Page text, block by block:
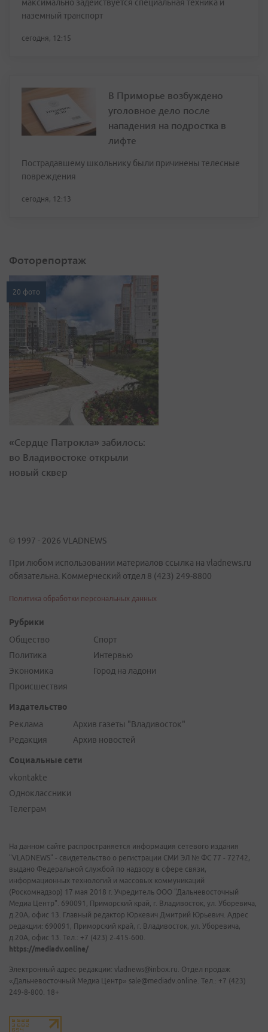
максимально задействуется специальная техника и
наземный транспорт
сегодня, 12:15
В Приморье возбуждено
уголовное дело после
нападения на подростка в
лифте
Пострадавшему школьнику были причинены телесные
повреждения
сегодня, 12:13
Фоторепортаж
20 фото
«Сердце Патрокла» забилось:
во Владивостоке открыли
новый сквер
© 1997 - 2026 VLADNEWS
При любом использовании материалов ссылка на vladnews.ru
обязательна. Коммерческий отдел 8 (423) 249-8800
Политика обработки персональных данных
Рубрики
Общество
Политика
Экономика
Происшествия
Спорт
Интервью
Город на ладони
Издательство
Реклама
Редакция
Архив газеты "Владивосток"
Архив новостей
Социальные сети
vkontakte
Одноклассники
Телеграм
На данном сайте распространяется информация сетевого издания
"VLADNEWS" - свидетельство о регистрации СМИ ЭЛ № ФС 77 - 72742,
выдано Федеральной службой по надзору в сфере связи,
информационных технологий и массовых коммуникаций
(Роскомнадзор) 17 мая 2018 г. Учредитель ООО "Дальневосточный
Медиа Центр". 690091, Приморский край, г. Владивосток, ул. Уборевича,
д.20А, офис 13. Главный редактор Юркевич Дмитрий Юрьевич. Адрес
редакции: 690091, Приморский край, г. Владивосток, ул. Уборевича,
д.20А, офис 13. Тел.: +7 (423) 2-415-600.
https://mediadv.online/
Электронный адрес редакции: vladnews@inbox.ru. Отдел продаж
«Дальневосточный Медиа Центр» sale@mediadv.online. Тел.: +7 (423)
249-8-800. 18+